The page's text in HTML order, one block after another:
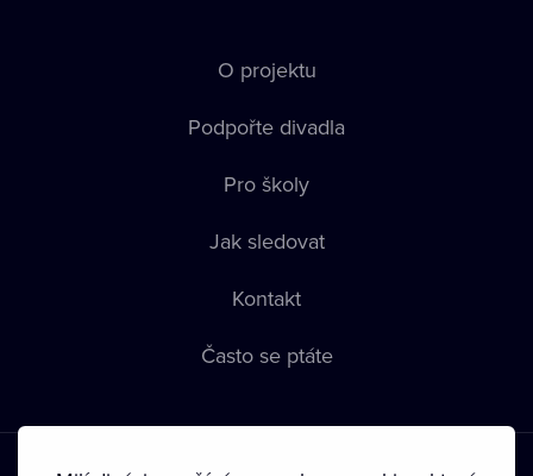
O projektu
Podpořte divadla
Pro školy
Jak sledovat
Kontakt
Často se ptáte